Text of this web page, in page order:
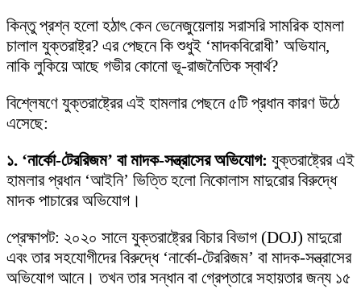
কিন্তু প্রশ্ন হলো হঠাৎ কেন ভেনেজুয়েলায় সরাসরি সামরিক হামলা
চালাল যুক্তরাষ্ট্র? এর পেছনে কি শুধুই ‘মাদকবিরোধী’ অভিযান,
নাকি লুকিয়ে আছে গভীর কোনো ভূ-রাজনৈতিক স্বার্থ?
বিশ্লেষণে যুক্তরাষ্ট্রের এই হামলার পেছনে ৫টি প্রধান কারণ উঠে
এসেছে:
১. ‘নার্কো-টেররিজম’ বা মাদক-সন্ত্রাসের অভিযোগ: যুক্তরাষ্ট্রের এই
হামলার প্রধান ‘আইনি’ ভিত্তি হলো নিকোলাস মাদুরোর বিরুদ্ধে
মাদক পাচারের অভিযোগ।
প্রেক্ষাপট: ২০২০ সালে যুক্তরাষ্ট্রের বিচার বিভাগ (DOJ) মাদুরো
এবং তার সহযোগীদের বিরুদ্ধে ‘নার্কো-টেররিজম’ বা মাদক-সন্ত্রাসের
অভিযোগ আনে। তখন তার সন্ধান বা গ্রেপ্তারে সহায়তার জন্য ১৫